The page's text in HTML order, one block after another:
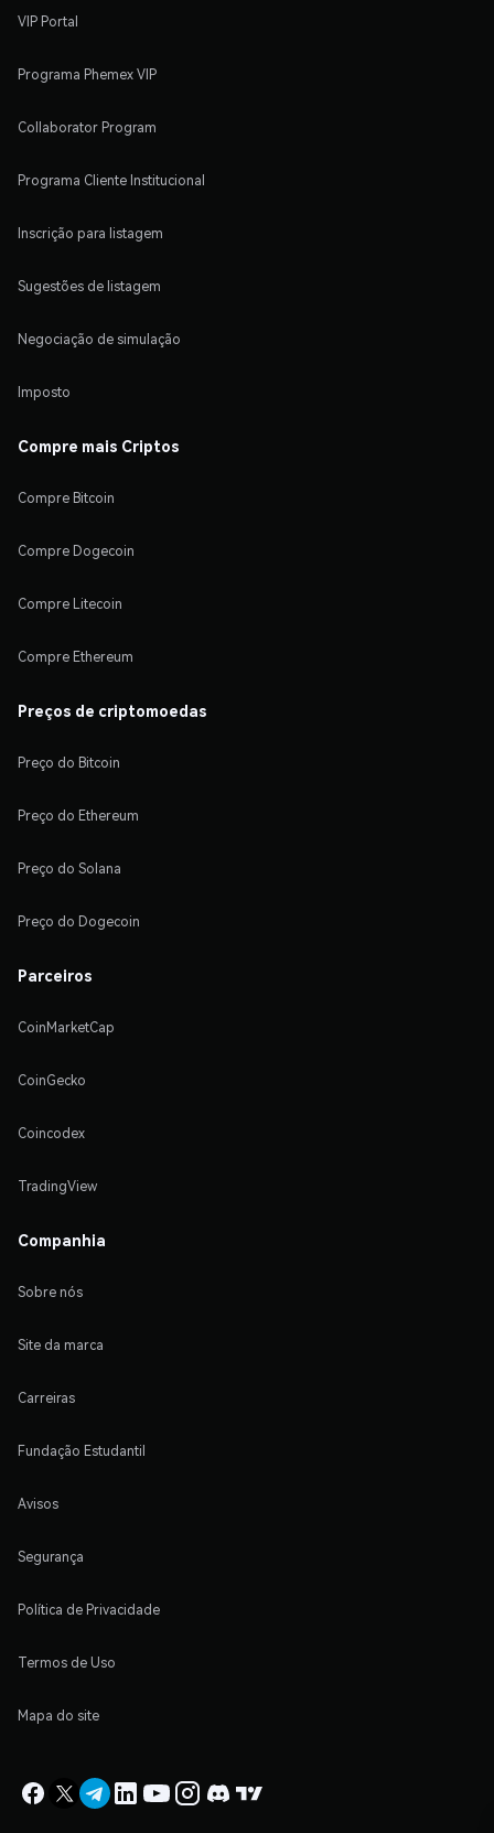
VIP Portal
Programa Phemex VIP
Collaborator Program
Programa Cliente Institucional
Inscrição para listagem
Sugestões de listagem
Negociação de simulação
Imposto
Compre mais Criptos
Compre Bitcoin
Compre Dogecoin
Compre Litecoin
Compre Ethereum
Preços de criptomoedas
Preço do Bitcoin
Preço do Ethereum
Preço do Solana
Preço do Dogecoin
Parceiros
CoinMarketCap
CoinGecko
Coincodex
TradingView
Companhia
Sobre nós
Site da marca
Carreiras
Fundação Estudantil
Avisos
Segurança
Política de Privacidade
Termos de Uso
Mapa do site